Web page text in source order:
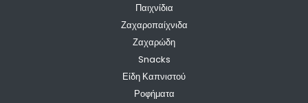
Παιχνίδια
Ζαχαροπαίχνιδα
Ζαχαρώδη
Snacks
Είδη Καπνιστού
Ροφήματα